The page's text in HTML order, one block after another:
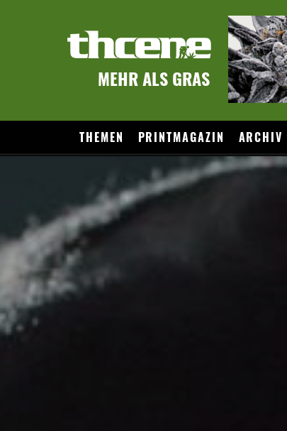
MEHR ALS GRAS
THEMEN PRINTMAGAZIN ARCHIV